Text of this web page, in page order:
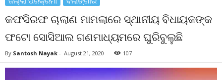
କଫସିରଫ ଚାଲାଣ ମାମଲାରେ ସ୍ଥାନୀୟ ବିଧାୟକଙ୍କ
ଫଟୋ ସୋସିଆଲ ଗଣମାଧ୍ୟମରେ ଘୁରିବୁଲୁଛି
By Santosh Nayak - August 21, 2020 107